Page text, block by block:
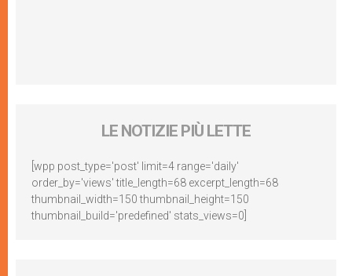
LE NOTIZIE PIÙ LETTE
[wpp post_type='post' limit=4 range='daily'
order_by='views' title_length=68 excerpt_length=68
thumbnail_width=150 thumbnail_height=150
thumbnail_build='predefined' stats_views=0]